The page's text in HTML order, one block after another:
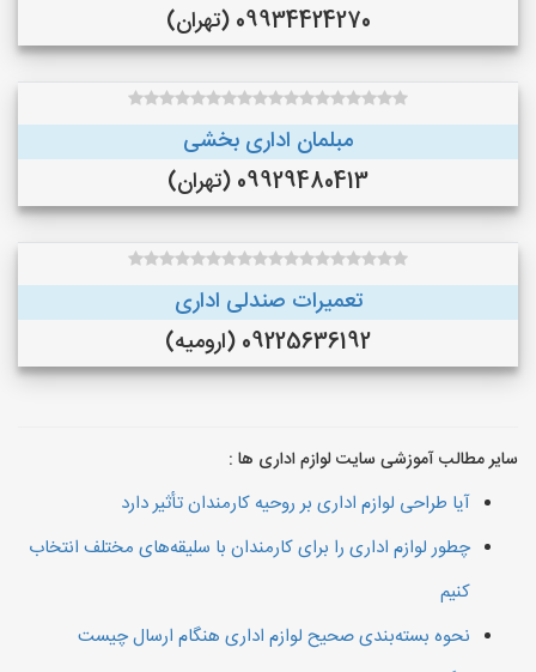
09934424270 (تهران)
مبلمان اداری بخشی
09929480413 (تهران)
تعمیرات صندلی اداری
09225636192 (ارومیه)
سایر مطالب آموزشی سایت لوازم اداری ها :
آیا طراحی لوازم اداری بر روحیه کارمندان تأثیر دارد
چطور لوازم اداری را برای کارمندان با سلیقه‌های مختلف انتخاب
کنیم
نحوه بسته‌بندی صحیح لوازم اداری هنگام ارسال چیست